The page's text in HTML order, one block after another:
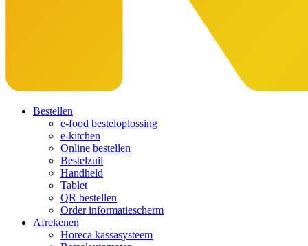
Bestellen
e-food besteloplossing
e-kitchen
Online bestellen
Bestelzuil
Handheld
Tablet
QR bestellen
Order informatiescherm
Afrekenen
Horeca kassasysteem